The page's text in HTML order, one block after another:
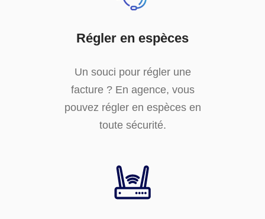
Régler en espèces
Un souci pour régler une
facture ? En agence, vous
pouvez régler en espèces en
toute sécurité.